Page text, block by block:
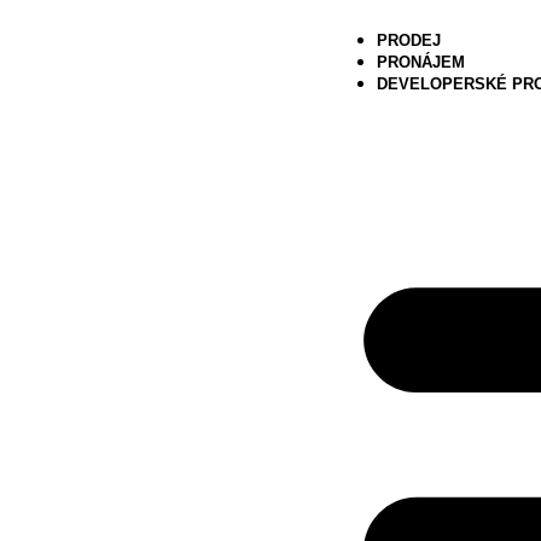
PRODEJ
PRONÁJEM
DEVELOPERSKÉ